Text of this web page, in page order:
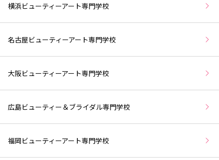
横浜ビューティーアート専門学校
名古屋ビューティーアート専門学校
大阪ビューティーアート専門学校
広島ビューティー＆ブライダル専門学校
福岡ビューティーアート専門学校